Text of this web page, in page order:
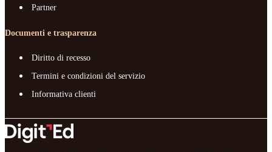
Partner
Documenti e trasparenza
Diritto di recesso
Termini e condizioni del servizio
Informativa clienti